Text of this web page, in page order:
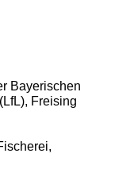
Bayerischen
Freising